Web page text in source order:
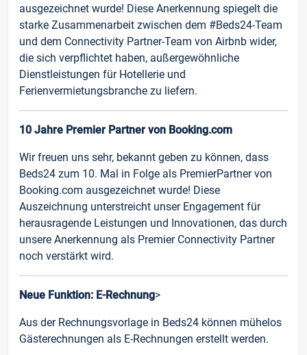
ausgezeichnet wurde! Diese Anerkennung spiegelt die
starke Zusammenarbeit zwischen dem #Beds24-Team
und dem Connectivity Partner-Team von Airbnb wider,
die sich verpflichtet haben, außergewöhnliche
Dienstleistungen für Hotellerie und
Ferienvermietungsbranche zu liefern.
10 Jahre Premier Partner von Booking.com
Wir freuen uns sehr, bekannt geben zu können, dass
Beds24 zum 10. Mal in Folge als PremierPartner von
Booking.com ausgezeichnet wurde! Diese
Auszeichnung unterstreicht unser Engagement für
herausragende Leistungen und Innovationen, das durch
unsere Anerkennung als Premier Connectivity Partner
noch verstärkt wird.
Neue Funktion: E-Rechnung>
Aus der Rechnungsvorlage in Beds24 können mühelos
Gästerechnungen als E-Rechnungen erstellt werden.